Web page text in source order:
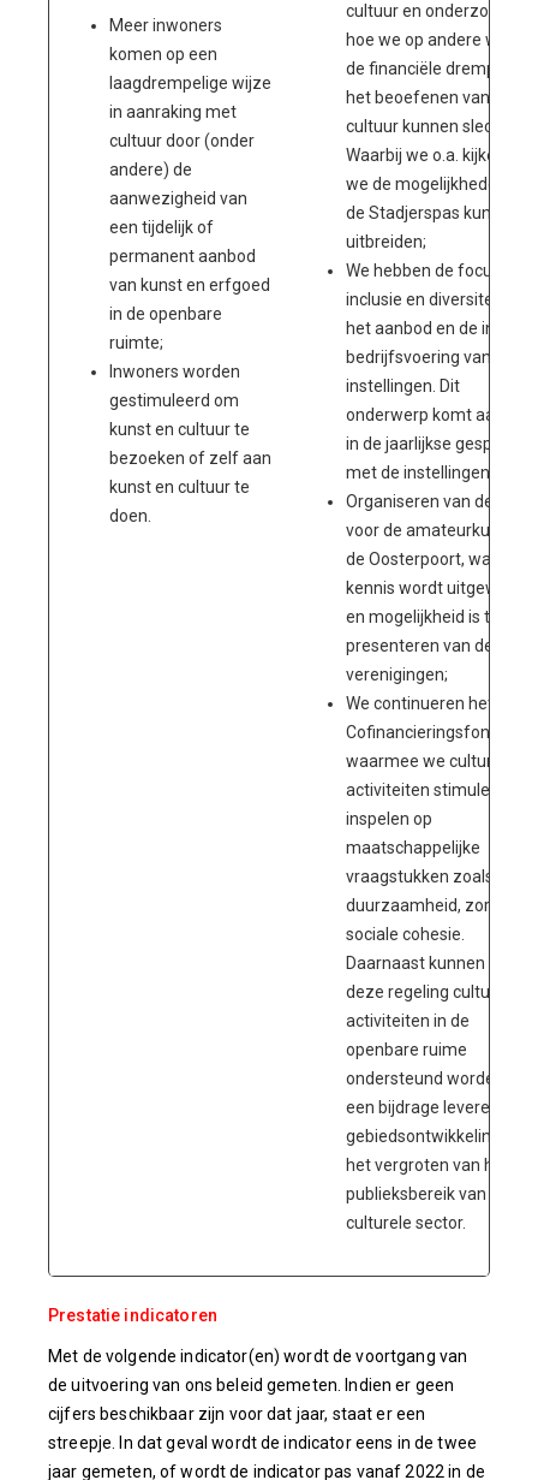
Meer inwoners
komen op een
laagdrempelige wijze
in aanraking met
cultuur door (onder
andere) de
aanwezigheid van
een tijdelijk of
permanent aanbod
van kunst en erfgoed
in de openbare
ruimte;
Inwoners worden
gestimuleerd om
kunst en cultuur te
bezoeken of zelf aan
kunst en cultuur te
doen.
cultuur en onderzoeken
hoe we op andere wijzen
de financiële drempel
het beoefenen van
cultuur kunnen slechten.
Waarbij we o.a. kijken of
we de mogelijkheden van
de Stadjerspas kunnen
uitbreiden;
We hebben de focus op
inclusie en diversiteit in
het aanbod en de interne
bedrijfsvoering van de
instellingen. Dit
onderwerp komt aan bod
in de jaarlijkse
met de instellingen;
Organiseren van de dag
voor de amateurkunst in
de Oosterpoort, waarbij
kennis wordt
en mogelijkheid is tot
presenteren van de
verenigingen;
We continueren het
Cofinancieringsfonds
waarmee we culturele
activiteiten stimuleren
inspelen op
maatschappelijke
vraagstukken zoals
duurzaamheid, zorg en
sociale cohesie.
Daarnaast kunnen uit
deze regeling culturele
activiteiten in de
openbare ruime
ondersteund worden die
een bijdrage leveren aan
gebiedsontwikkeling en
het vergroten van het
publieksbereik van de
culturele sector.
Prestatie indicatoren
Met de volgende indicator(en) wordt de voortgang van
de uitvoering van ons beleid gemeten. Indien er geen
cijfers beschikbaar zijn voor dat jaar, staat er een
streepje. In dat geval wordt de indicator eens in de twee
jaar gemeten, of wordt de indicator pas vanaf 2022 in de